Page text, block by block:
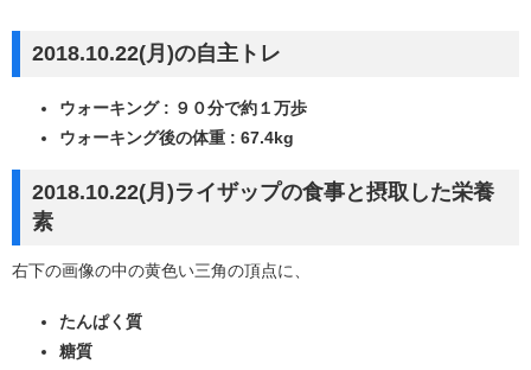
2018.10.22(月)の自主トレ
ウォーキング : ９０分で約１万歩
ウォーキング後の体重 : 67.4kg
2018.10.22(月)ライザップの食事と摂取した栄養
素
右下の画像の中の黄色い三角の頂点に、
たんぱく質
糖質